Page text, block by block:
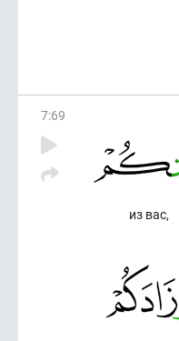
7:69
из вас,